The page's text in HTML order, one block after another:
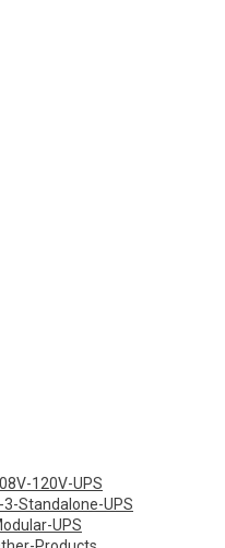
120V-UPS
3-Standalone-UPS
UPS